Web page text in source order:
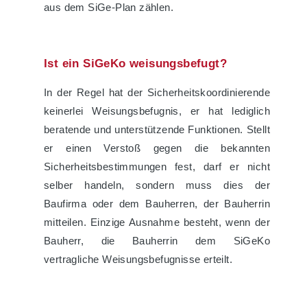
aus dem SiGe-Plan zählen.
Ist ein SiGeKo weisungsbefugt?
In der Regel hat der Sicherheitskoordinierende
keinerlei Weisungsbefugnis, er hat lediglich
beratende und unterstützende Funktionen. Stellt
er einen Verstoß gegen die bekannten
Sicherheitsbestimmungen fest, darf er nicht
selber handeln, sondern muss dies der
Baufirma oder dem Bauherren, der Bauherrin
mitteilen. Einzige Ausnahme besteht, wenn der
Bauherr, die Bauherrin dem SiGeKo
vertragliche Weisungsbefugnisse erteilt.